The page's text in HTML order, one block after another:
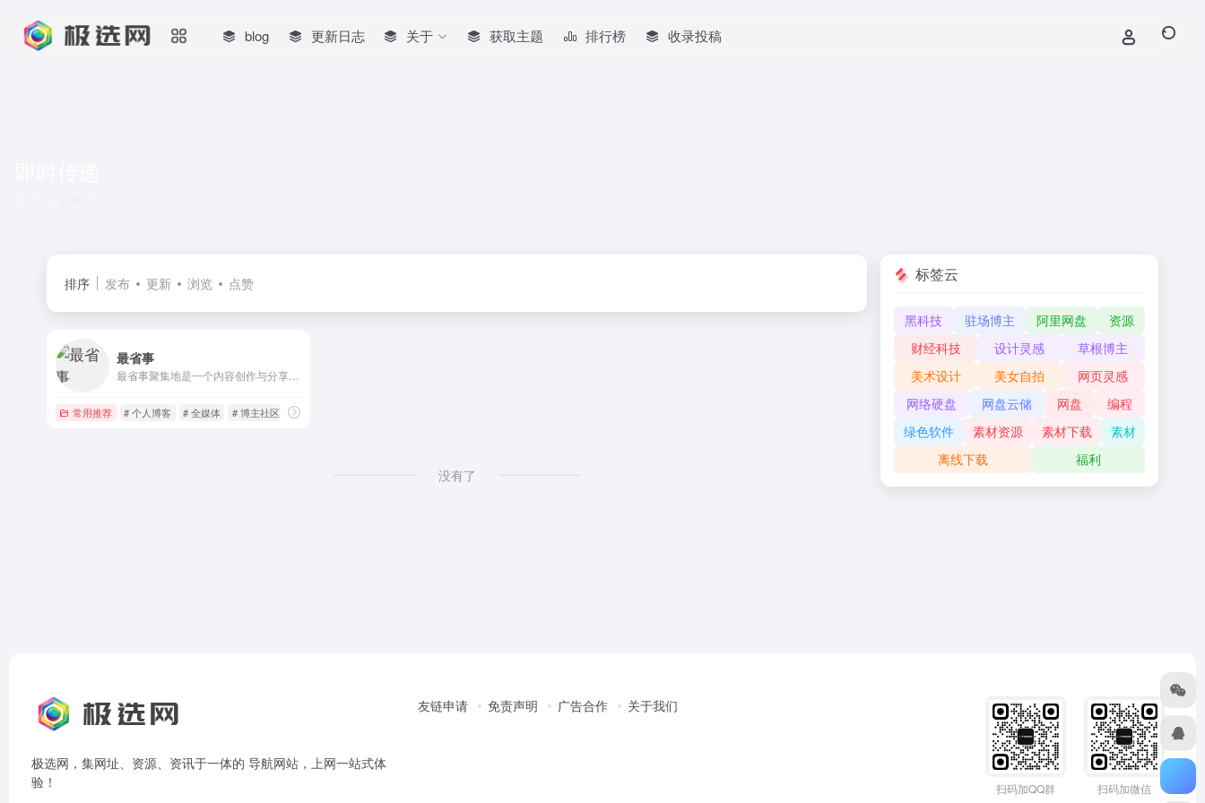
blog 更新日志 关于 获取主题 排行榜 收录投稿
排序 发布 更新 浏览 点赞
最省事
常用推荐 # 个人博客 # 全媒体 # 博主社区
没有了
标签云
黑科技 驻场博主 阿里网盘
资源
财经科技
设计灵感
草根博主
美术设计
美女自拍
网页灵感
网络硬盘
网盘云储 网盘
编程
绿色软件
素材资源 素材下载
素材
离线下载
福利
极选网，集网址、资源、资讯于一体的 导航网站，上网一站式体
验！
友链申请 免责声明 广告合作 关于我们
扫码加QQ群 扫码加微信